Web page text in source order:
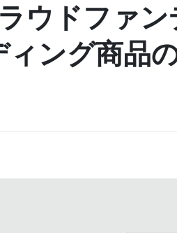
ウドファ
ング商品